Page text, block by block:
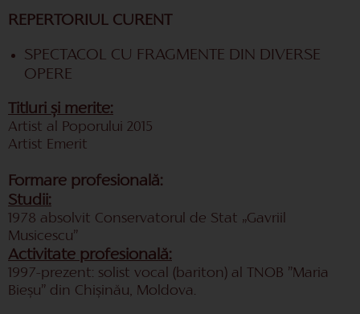
REPERTORIUL CURENT
SPECTACOL CU FRAGMENTE DIN DIVERSE
OPERE
Titluri și merite:
Artist al Poporului 2015
Artist Emerit
Formare profesională:
Studii:
1978 absolvit Conservatorul de Stat „Gavriil
Musicescu”
Activitate profesională:
1997-prezent: solist vocal (bariton) al TNOB ”Maria
Bieșu” din Chișinău, Moldova.